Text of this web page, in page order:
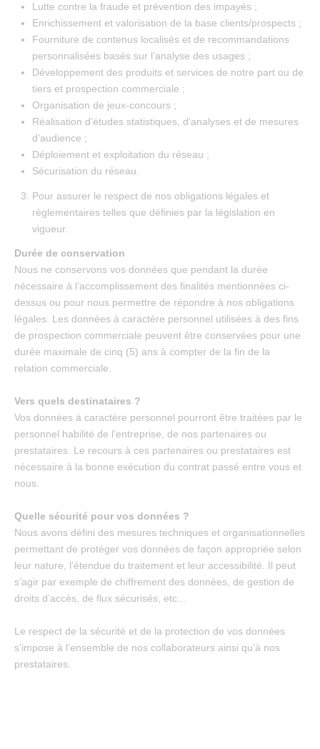
Lutte contre la fraude et prévention des impayés ;
Enrichissement et valorisation de la base clients/prospects ;
Fourniture de contenus localisés et de recommandations
personnalisées basés sur l’analyse des usages ;
Développement des produits et services de notre part ou de
tiers et prospection commerciale ;
Organisation de jeux-concours ;
Réalisation d’études statistiques, d’analyses et de mesures
d’audience ;
Déploiement et exploitation du réseau ;
Sécurisation du réseau.
Pour assurer le respect de nos obligations légales et
règlementaires telles que définies par la législation en
vigueur.
Durée de conservation
Nous ne conservons vos données que pendant la durée
nécessaire à l’accomplissement des finalités mentionnées ci-
dessus ou pour nous permettre de répondre à nos obligations
légales. Les données à caractère personnel utilisées à des fins
de prospection commerciale peuvent être conservées pour une
durée maximale de cinq (5) ans à compter de la fin de la
relation commerciale.
Vers quels destinataires ?
Vos données à caractère personnel pourront être traitées par le
personnel habilité de l’entreprise, de nos partenaires ou
prestataires. Le recours à ces partenaires ou prestataires est
nécessaire à la bonne exécution du contrat passé entre vous et
nous.
Quelle sécurité pour vos données ?
Nous avons défini des mesures techniques et organisationnelles
permettant de protéger vos données de façon appropriée selon
leur nature, l’étendue du traitement et leur accessibilité. Il peut
s’agir par exemple de chiffrement des données, de gestion de
droits d’accès, de flux sécurisés, etc…
Le respect de la sécurité et de la protection de vos données
s’impose à l’ensemble de nos collaborateurs ainsi qu’à nos
prestataires.